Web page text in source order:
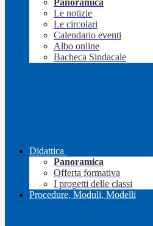
Panoramica
Le notizie
Le circolari
Calendario eventi
Albo online
Bacheca Sindacale
Didattica
Panoramica
Offerta formativa
I progetti delle classi
Procedure, Moduli, Modelli